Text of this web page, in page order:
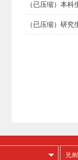
（已压缩）本
（已压缩）研